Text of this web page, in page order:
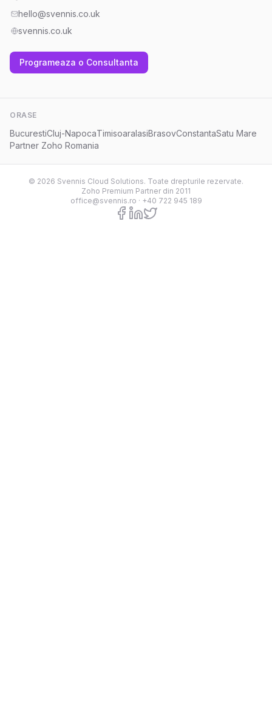
hello@svennis.co.uk
svennis.co.uk
Programeaza o Consultanta
ORASE
BucurestiCluj-NapocaTimisoaraIasiBrasovConstantaSatu Mare
Partner Zoho Romania
© 2026 Svennis Cloud Solutions. Toate drepturile rezervate.
Zoho Premium Partner din 2011
office@svennis.ro · +40 722 945 189